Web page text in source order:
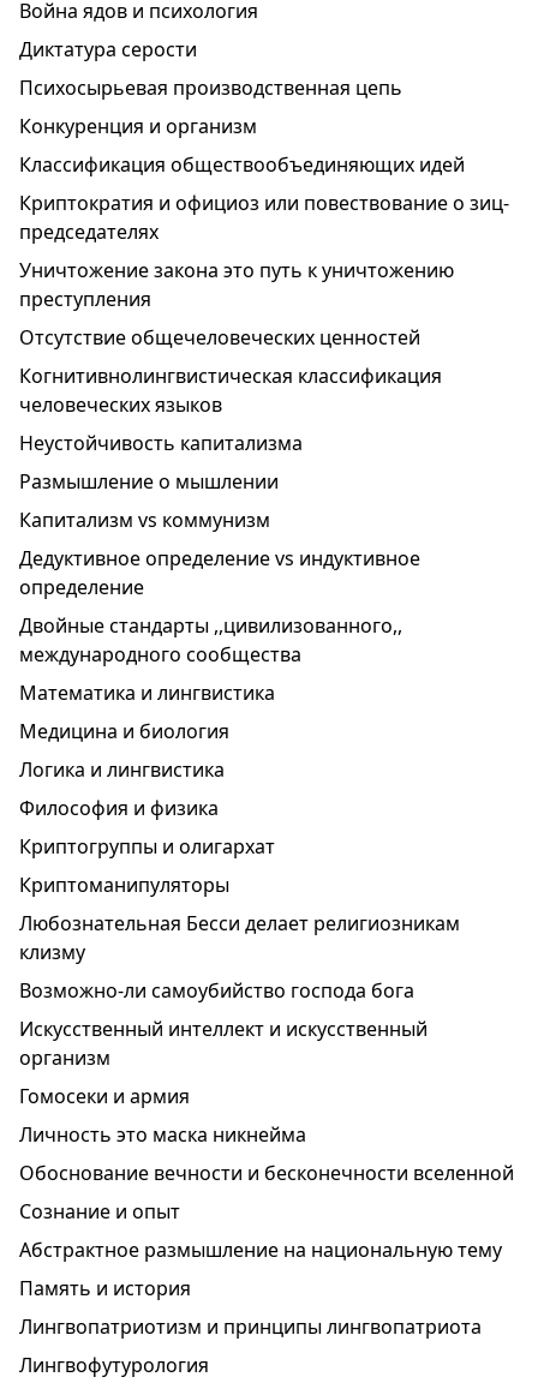
Война ядов и психология
Диктатура серости
Психосырьевая производственная цепь
Конкуренция и организм
Классификация обществообъединяющих идей
Криптократия и официоз или повествование о зиц-
председателях
Уничтожение закона это путь к уничтожению
преступления
Отсутствие общечеловеческих ценностей
Когнитивнолингвистическая классификация
человеческих языков
Неустойчивость капитализма
Размышление о мышлении
Капитализм vs коммунизм
Дедуктивное определение vs индуктивное
определение
Двойные стандарты ,,цивилизованного,,
международного сообщества
Математика и лингвистика
Медицина и биология
Логика и лингвистика
Философия и физика
Криптогруппы и олигархат
Криптоманипуляторы
Любознательная Бесси делает религиозникам
клизму
Возможно-ли самоубийство господа бога
Искусственный интеллект и искусственный
организм
Гомосеки и армия
Личность это маска никнейма
Обоснование вечности и бесконечности вселенной
Сознание и опыт
Абстрактное размышление на национальную тему
Память и история
Лингвопатриотизм и принципы лингвопатриота
Лингвофутурология